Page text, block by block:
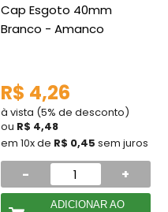
Cap Esgoto 40mm
Branco - Amanco
R$ 4,26
à vista (5% de desconto)
ou R$ 4,48
em 10x de R$ 0,45 sem juros
- +
ADICIONAR AO